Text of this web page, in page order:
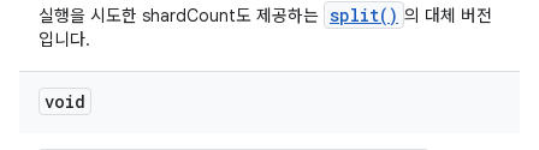
실행을 시도한 shardCount도 제공하는 split() 의 대체 버전
입니다.
void